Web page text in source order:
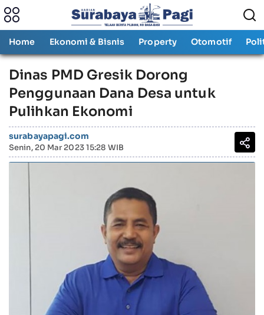
Home Ekonomi & Bisnis Property Otomotif
Dinas PMD Gresik Dorong
Penggunaan Dana Desa untuk
Pulihkan Ekonomi
surabayapagi.com
Senin, 20 Mar 2023 15:28 WIB